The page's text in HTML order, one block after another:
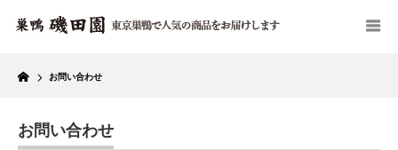
Home
お問い合わせ
お問い合わせ